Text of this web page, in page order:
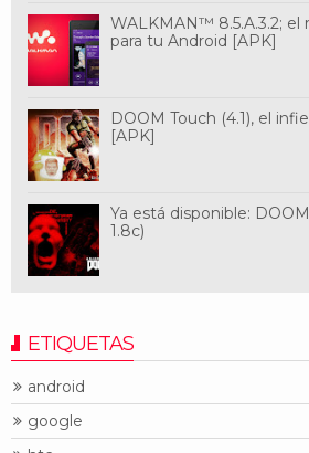
WALKMAN™ 8.5.A.3.2;
para tu Android [APK]
DOOM Touch (4.1), el
[APK]
Ya está disponible:
1.8c)
ETIQUETAS
android
google